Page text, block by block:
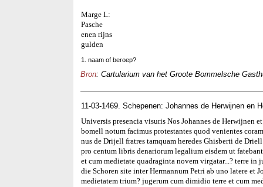
Marge L:
Pasche
enen rijns
gulden
1. naam of beroep?
Bron: Cartularium van het Groote Bommelsche
11-03-1469. Schepenen: Johannes de Herwijnen en
Universis presencia visuris Nos Johannes de Herwijnen
bomell notum facimus protestantes quod venientes
nus de Drijell fratres tamquam heredes Ghisberti de
pro centum libris denariorum legalium eisdem ut
et cum medietate quadraginta novem virgatar...? terre
die Schoren site inter Hermannum Petri ab uno latere et
medietatem trium? jugerum cum dimidio terre et cum